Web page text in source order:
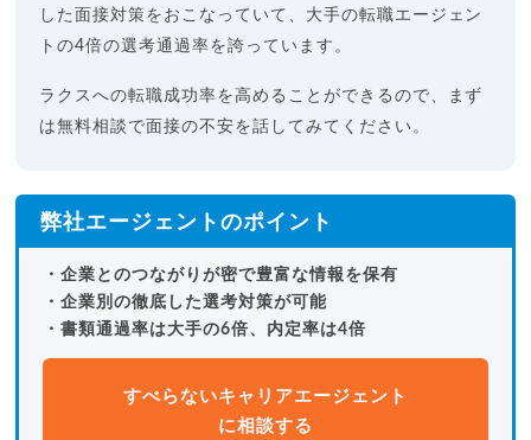
した面接対策をおこなっていて、大手の転職エージェン
トの4倍の選考通過率を誇っています。
ラクスへの転職成功率を高めることができるので、まず
は無料相談で面接の不安を話してみてください。
弊社エージェントのポイント
・企業とのつながりが密で豊富な情報を保有
・企業別の徹底した選考対策が可能
・書類通過率は大手の6倍、内定率は4倍
すべらないキャリアエージェント
に相談する